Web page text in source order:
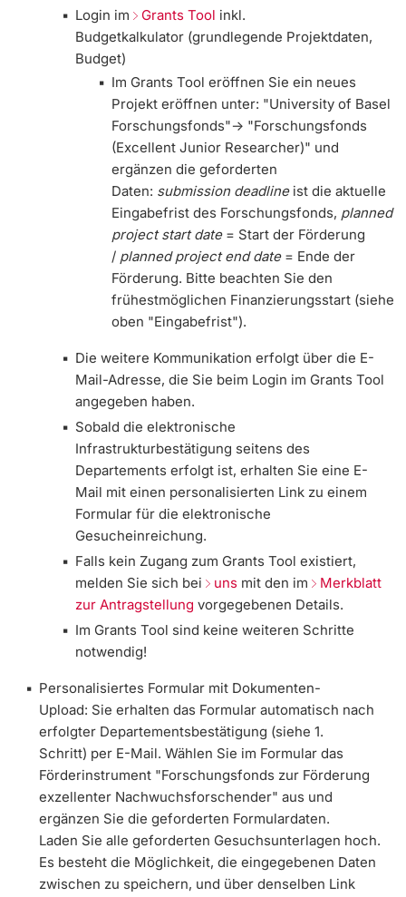
Login im Grants Tool inkl.
Budgetkalkulator (grundlegende Projektdaten,
Budget)
Im Grants Tool eröffnen Sie ein neues
Projekt eröffnen unter: "University of Basel
Forschungsfonds"-> "Forschungsfonds
(Excellent Junior Researcher)" und
ergänzen die geforderten
Daten: submission deadlineist die aktuelle
Eingabefrist des Forschungsfonds, planned
project start date= Start der Förderung
/ planned project end date= Ende der
Förderung. Bitte beachten Sie den
frühestmöglichen Finanzierungsstart (siehe
oben "Eingabefrist").
Die weitere Kommunikation erfolgt über die E-
Mail-Adresse, die Sie beim Login im Grants Tool
angegeben haben.
Sobald die elektronische
Infrastrukturbestätigung seitens des
Departements erfolgt ist,erhalten Sie eine E-
Mail mit einen personalisierten Link zu einem
Formular für die elektronische
Gesucheinreichung.
Falls kein Zugang zum Grants Tool existiert,
melden Sie sich bei uns mit den im Merkblatt
zur Antragstellung vorgegebenen Details.
Im Grants Tool sind keine weiteren Schritte
notwendig!
Personalisiertes Formular mit Dokumenten-
Upload: Sie erhalten das Formular automatisch nach
erfolgter Departementsbestätigung (siehe 1.
Schritt) per E-Mail. Wählen Sie im Formular das
Förderinstrument "Forschungsfonds zur Förderung
exzellenter Nachwuchsforschender" aus und
ergänzen Sie die geforderten Formulardaten.
Laden Sie alle geforderten Gesuchsunterlagen hoch.
Es besteht die Möglichkeit, die eingegebenen Daten
zwischen zu speichern, und über denselben Link